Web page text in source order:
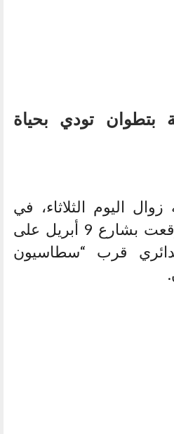
بتطوان تودي بحياة
اليوم الثلاثاء، في
حادثة سير مروعة وقعت بشارع 9 أبريل على
قرب “سطاسيون